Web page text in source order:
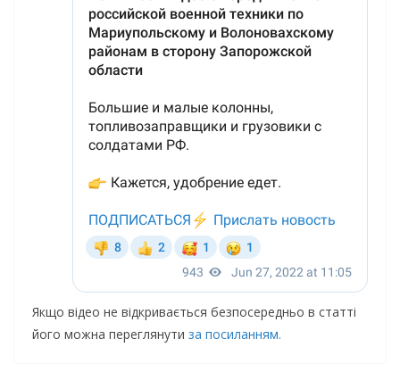
Якщо відео не відкривається безпосередньо в статті
його можна переглянути за посиланням.